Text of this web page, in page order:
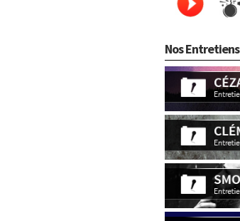
Nos Entretiens